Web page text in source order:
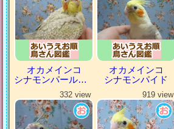
オカメインコ
シナモンパールパイド
オカメインコ
シナモンパイド
332 view 919 view